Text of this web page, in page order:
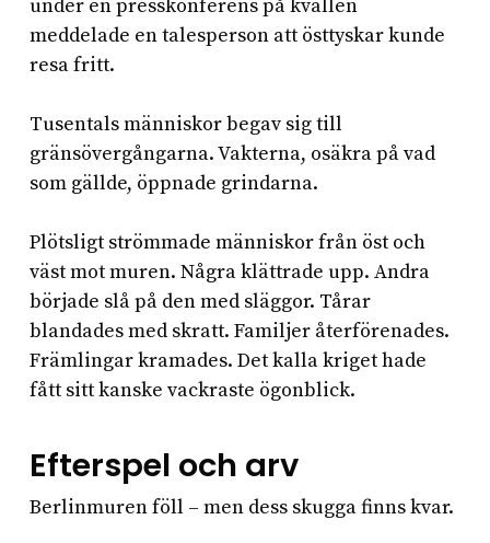
under en presskonferens på kvällen
meddelade en talesperson att östtyskar kunde
resa fritt.
Tusentals människor begav sig till
gränsövergångarna. Vakterna, osäkra på vad
som gällde, öppnade grindarna.
Plötsligt strömmade människor från öst och
väst mot muren. Några klättrade upp. Andra
började slå på den med släggor. Tårar
blandades med skratt. Familjer återförenades.
Främlingar kramades. Det kalla kriget hade
fått sitt kanske vackraste ögonblick.
Efterspel och arv
Berlinmuren föll – men dess skugga finns kvar.